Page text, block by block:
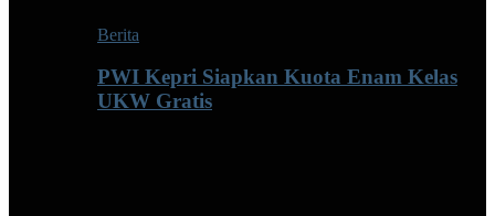
Berita
PWI Kepri Siapkan Kuota Enam Kelas
UKW Gratis